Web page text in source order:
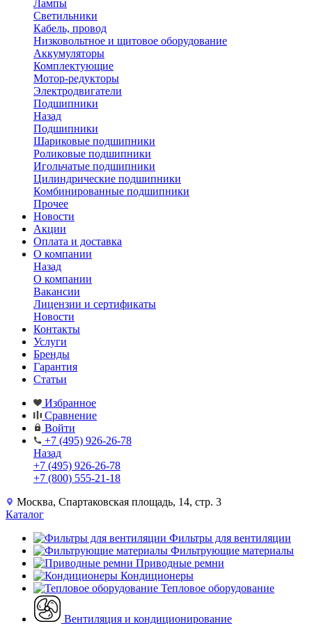
Лампы
Светильники
Кабель, провод
Низковольтное и щитовое оборудование
Аккумуляторы
Комплектующие
Мотор-редукторы
Электродвигатели
Подшипники
Назад
Подшипники
Шариковые подшипники
Роликовые подшипники
Игольчатые подшипники
Цилиндрические подшипники
Комбинированные подшипники
Прочее
Новости
Акции
Оплата и доставка
О компании
Назад
О компании
Вакансии
Лицензии и сертификаты
Новости
Контакты
Услуги
Бренды
Гарантия
Статьи
Избранное
Сравнение
Войти
+7 (495) 926-26-78
Назад
+7 (495) 926-26-78
+7 (800) 555-21-18
Москва, Спартаковская площадь, 14, стр. 3
Каталог
Фильтры для вентиляции
Фильтрующие материалы
Приводные ремни
Кондиционеры
Тепловое оборудование
Вентиляция и кондиционирование